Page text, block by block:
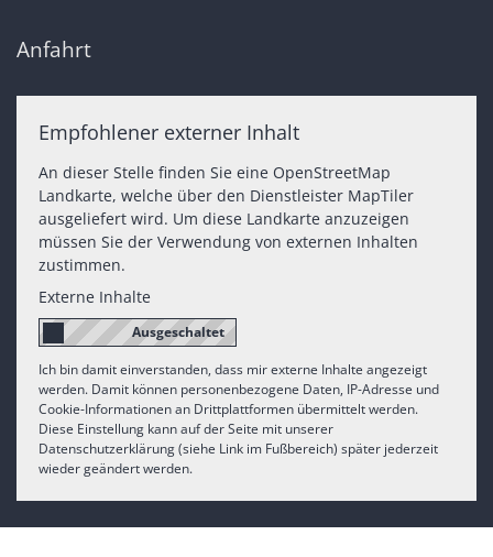
Anfahrt
Empfohlener externer Inhalt
An dieser Stelle finden Sie eine OpenStreetMap
Landkarte, welche über den Dienstleister MapTiler
ausgeliefert wird. Um diese Landkarte anzuzeigen
müssen Sie der Verwendung von externen Inhalten
zustimmen.
Externe Inhalte
Ich bin damit einverstanden, dass mir externe Inhalte angezeigt
werden. Damit können personenbezogene Daten, IP-Adresse und
Cookie-Informationen an Drittplattformen übermittelt werden.
Diese Einstellung kann auf der Seite mit unserer
Datenschutzerklärung (siehe Link im Fußbereich) später jederzeit
wieder geändert werden.